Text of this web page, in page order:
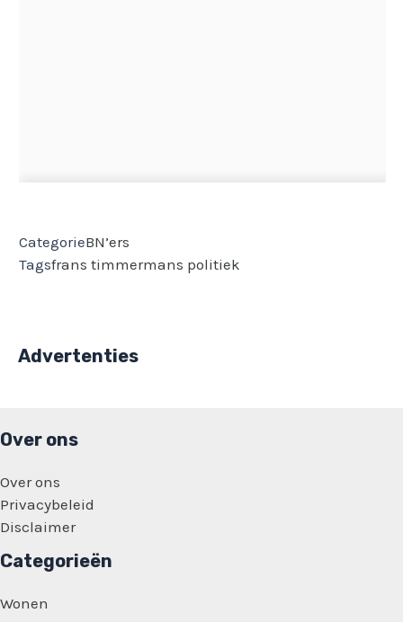
CategorieBN’ers
Tagsfrans timmermans politiek
Advertenties
Over ons
Over ons
Privacybeleid
Disclaimer
Categorieën
Wonen